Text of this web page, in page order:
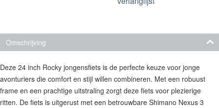
Omschrijving
Deze 24 inch Rocky jongensfiets is de perfecte keuze voor jonge
avonturiers die comfort en stijl willen combineren. Met een robuust
frame en een prachtige uitstraling zorgt deze fiets voor plezierige
ritten. De fiets is uitgerust met een betrouwbare Shimano Nexus 3